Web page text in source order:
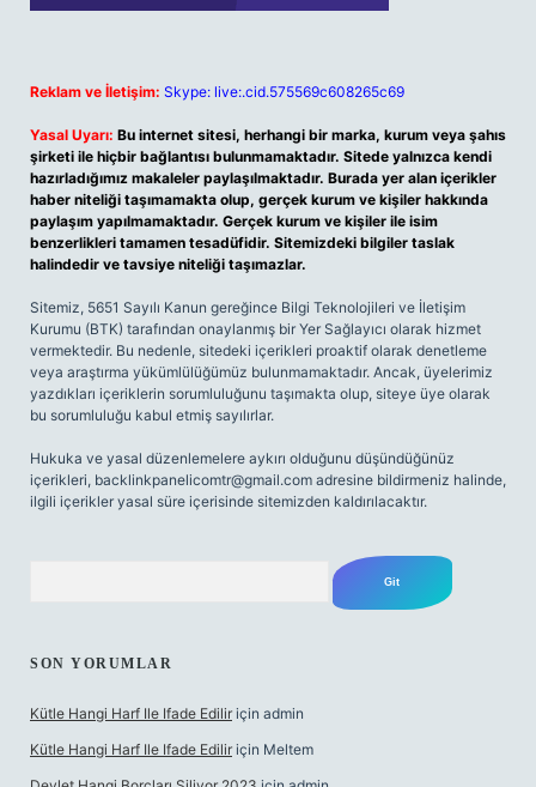
Reklam ve İletişim: Skype: live:.cid.575569c608265c69
Yasal Uyarı: Bu internet sitesi, herhangi bir marka, kurum veya şahıs
şirketi ile hiçbir bağlantısı bulunmamaktadır. Sitede yalnızca kendi
hazırladığımız makaleler paylaşılmaktadır. Burada yer alan içerikler
haber niteliği taşımamakta olup, gerçek kurum ve kişiler hakkında
paylaşım yapılmamaktadır. Gerçek kurum ve kişiler ile isim
benzerlikleri tamamen tesadüfidir. Sitemizdeki bilgiler taslak
halindedir ve tavsiye niteliği taşımazlar.
Sitemiz, 5651 Sayılı Kanun gereğince Bilgi Teknolojileri ve İletişim
Kurumu (BTK) tarafından onaylanmış bir Yer Sağlayıcı olarak hizmet
vermektedir. Bu nedenle, sitedeki içerikleri proaktif olarak denetleme
veya araştırma yükümlülüğümüz bulunmamaktadır. Ancak, üyelerimiz
yazdıkları içeriklerin sorumluluğunu taşımakta olup, siteye üye olarak
bu sorumluluğu kabul etmiş sayılırlar.
Hukuka ve yasal düzenlemelere aykırı olduğunu düşündüğünüz
içerikleri, backlinkpanelicomtr@gmail.com adresine bildirmeniz halinde,
ilgili içerikler yasal süre içerisinde sitemizden kaldırılacaktır.
SON YORUMLAR
Kütle Hangi Harf Ile Ifade Edilir için admin
Kütle Hangi Harf Ile Ifade Edilir için Meltem